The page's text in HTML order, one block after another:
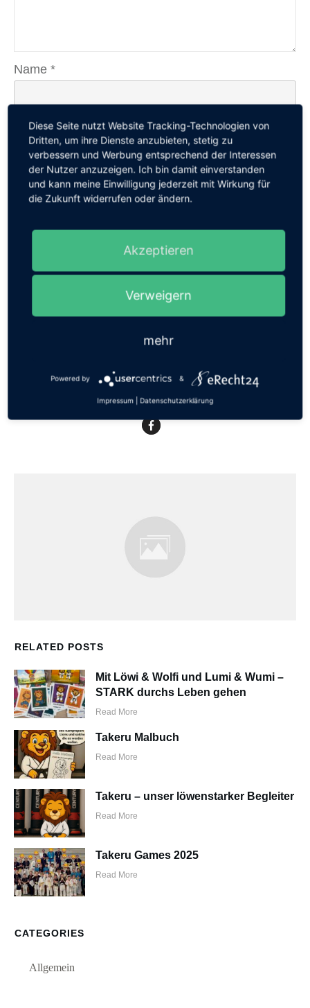
Name *
E-Mail*
Website
RELATED POSTS
Mit Löwi & Wolfi und Lumi & Wumi –
STARK durchs Leben gehen
Read More
Takeru Malbuch
Read More
Takeru – unser löwenstarker Begleiter
Read More
Takeru Games 2025
Read More
CATEGORIES
Allgemein
Diese Seite nutzt Website Tracking-Technologien von
Dritten, um ihre Dienste anzubieten, stetig zu
verbessern und Werbung entsprechend der Interessen
der Nutzer anzuzeigen. Ich bin damit einverstanden
und kann meine Einwilligung jederzeit mit Wirkung für
die Zukunft widerrufen oder ändern.
Akzeptieren
Verweigern
mehr
Powered by &
Impressum Datenschutzerklärung